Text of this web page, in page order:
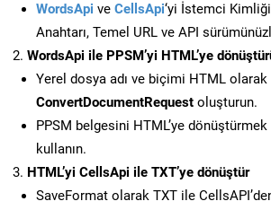
WordsApi ve CellsApi‘yi İstemci
Anahtarı, Temel URL ve API
WordsApi ile PPSM’yi HTML’ye
Yerel dosya adı ve biçimi HTML olarak
ConvertDocumentRequest oluşturun.
PPSM belgesini HTML’ye
kullanın.
HTML’yi CellsApi ile TXT’ye dönüştür
SaveFormat olarak TXT ile